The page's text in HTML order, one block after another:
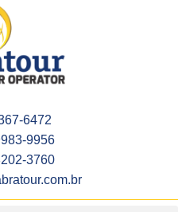
6472
9956
3760